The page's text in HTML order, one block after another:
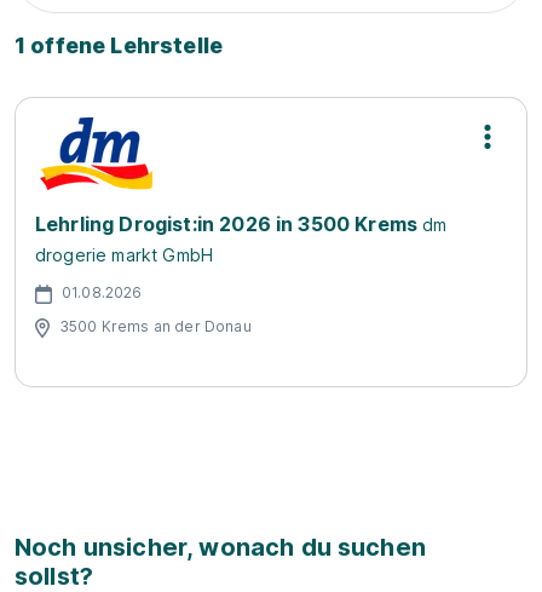
1 offene Lehrstelle
Lehrling Drogist:in 2026 in 3500 Krems dm
drogerie markt GmbH
01.08.2026
3500 Krems an der Donau
Noch unsicher, wonach du suchen
sollst?